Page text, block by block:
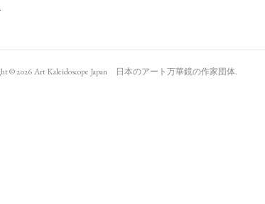
©2026Art Kaleidoscope Japan 日本のアート万華鏡の作家団体.